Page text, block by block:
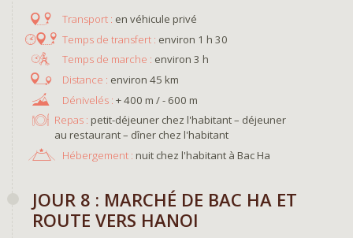
en véhicule privé
environ 1 h 30
environ 3 h
environ 45 km
+ 400 m / - 600 m
Repas : petit-déjeuner chez l'habitant – déjeuner
au restaurant – dîner chez l'habitant
Hébergement : nuit chez l'habitant à Bac Ha ​
JOUR 8 : MARCHÉ DE BAC HA ET
ROUTE VERS HANOI